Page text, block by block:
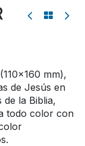
mm),
de Jesús en
de la Biblia,
todo color con